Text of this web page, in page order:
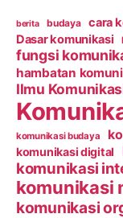
berita budaya cara
Dasar komunikasi
fungsi
hambatan
Ilmu
komunikasi budaya
komunikasi digital
komunikasi
komunikasi
komunikasi